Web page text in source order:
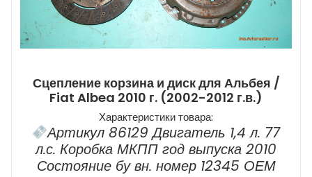
Сцепление корзина и диск для Альбея /
Fiat Albea 2010 г. (2002-2012 г.в.)
Характеристики товара:
Артикул 86129 Двигатель 1,4 л. 77
л.с. Коробка МКПП год выпуска 2010
Состояние бу вн. номер 12345 ОЕМ